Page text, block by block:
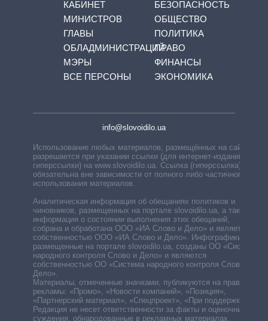
КАБИНЕТ
МИНИСТРОВ
ГЛАВЫ
ОБЛАДМИНИСТРАЦИЙ
МЭРЫ
ВСЕ ПЕРСОНЫ
БЕЗОПАСНОСТЬ
ОБЩЕСТВО
ПОЛИТИКА
ПРАВО
ФИНАНСЫ
ЭКОНОМИКА
info@slovoidilo.ua
Использование любых материалов, размещённых на сайте,
разрешается при указании ссылки (для интернет-изданий —
гиперссылки) на www.slovoidilo.ua. Ссылка (гиперссылка)
обязательна вне зависимости от полного либо частичного
использования материалов.
Аналитическая информация об обещаниях политиков и
чиновников, размещенных на портале slovoidilo.ua, а также
информация о состоянии выполнения этих обещаний,
собрана и обработана ООО «ИА Слово и Дело» и является
собственностью ООО «ИА Слово и Дело». Инфографики,
размещенные на портале slovoidilo.ua, созданы ОО «Система
народного контроля Слово и Дело» и являются
собственностью ОО «Система народного контроля Слово и
Дело».
Материалы, отмеченные значками, публикуются на правах
рекламы: «Промо», «Новости компаний», «Позиция»,
«Партнерский материал», «Спецпроект», «При поддержке».
Редакция не несет ответственности за факты и оценочные
суждения, обнародованные в рекламных материалах.